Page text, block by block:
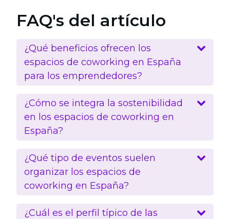
FAQ's del artículo
¿Qué beneficios ofrecen los
espacios de coworking en España
para los emprendedores?
¿Cómo se integra la sostenibilidad
en los espacios de coworking en
España?
¿Qué tipo de eventos suelen
organizar los espacios de
coworking en España?
¿Cuál es el perfil típico de las